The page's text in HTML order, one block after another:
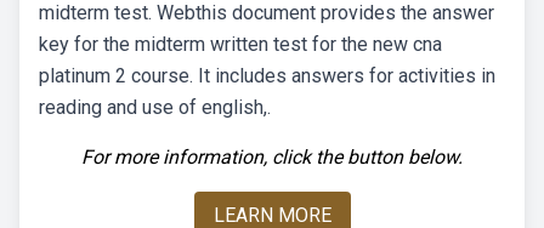
midterm test. Webthis document provides the answer
key for the midterm written test for the new cna
platinum 2 course. It includes answers for activities in
reading and use of english,.
For more information, click the button below.
LEARN MORE